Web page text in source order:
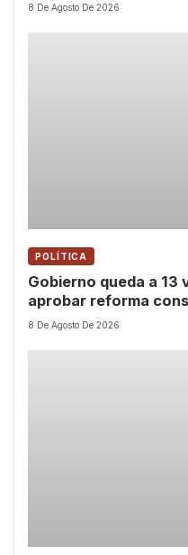
8 De Agosto De 2026
POLÍTICA
Gobierno queda a 13
aprobar reforma
8 De Agosto De 2026